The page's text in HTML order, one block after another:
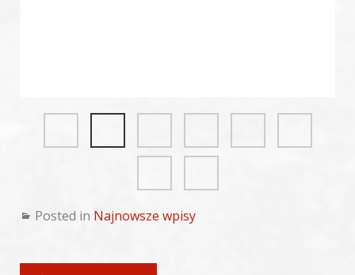
Posted in Najnowsze wpisy